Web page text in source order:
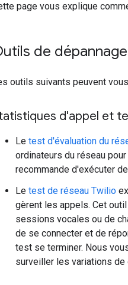
page vous explique
de dépannage
outils suivants peuvent
d'appel et
Le test d'évaluation du
ordinateurs du réseau
recommande d'exécuter
Le test de réseau Twilio
gèrent les appels. Cet
sessions vocales ou de
de se connecter et de
test se terminer. Nous
surveiller les variations de